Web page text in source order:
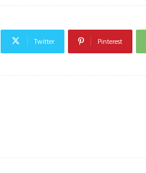
Twitter Pinterest